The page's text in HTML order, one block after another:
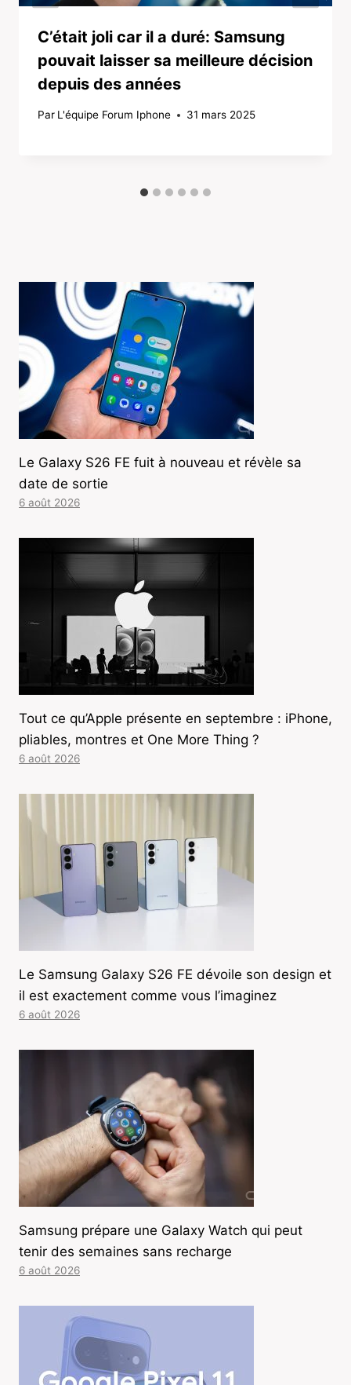
C’était joli car il a duré: Samsung
pouvait laisser sa meilleure décision
depuis des années
Par L'équipe Forum Iphone 31 mars 2025
Le Galaxy S26 FE fuit à nouveau et révèle sa
date de sortie
6 août 2026
Tout ce qu’Apple présente en septembre : iPhone,
pliables, montres et One More Thing ?
6 août 2026
Le Samsung Galaxy S26 FE dévoile son design et
il est exactement comme vous l’imaginez
6 août 2026
Samsung prépare une Galaxy Watch qui peut
tenir des semaines sans recharge
6 août 2026